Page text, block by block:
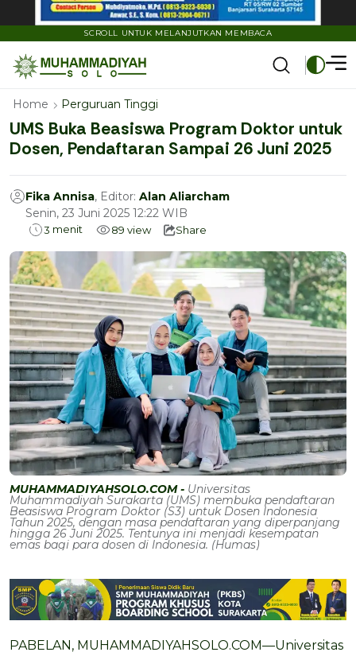
SCROLL UNTUK MELANJUTKAN MEMBACA
Home Perguruan Tinggi
UMS Buka Beasiswa Program Doktor untuk
Dosen, Pendaftaran Sampai 26 Juni 2025
Fika Annisa, Editor: Alan Aliarcham
Senin, 23 Juni 2025 12:22 WIB
3 menit 89 view Share
MUHAMMADIYAHSOLO.COM - Universitas
Muhammadiyah Surakarta (UMS) membuka pendaftaran
Beasiswa Program Doktor (S3) untuk Dosen Indonesia
Tahun 2025, dengan masa pendaftaran yang diperpanjang
hingga 26 Juni 2025. Tentunya ini menjadi kesempatan
emas bagi para dosen di Indonesia. (Humas)
PABELAN, MUHAMMADIYAHSOLO.COM—Universitas